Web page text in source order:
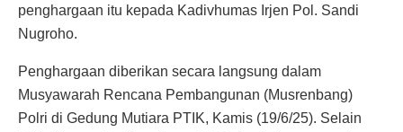
penghargaan itu kepada Kadivhumas Irjen Pol. Sandi
Nugroho.
Penghargaan diberikan secara langsung dalam
Musyawarah Rencana Pembangunan (Musrenbang)
Polri di Gedung Mutiara PTIK, Kamis (19/6/25). Selain